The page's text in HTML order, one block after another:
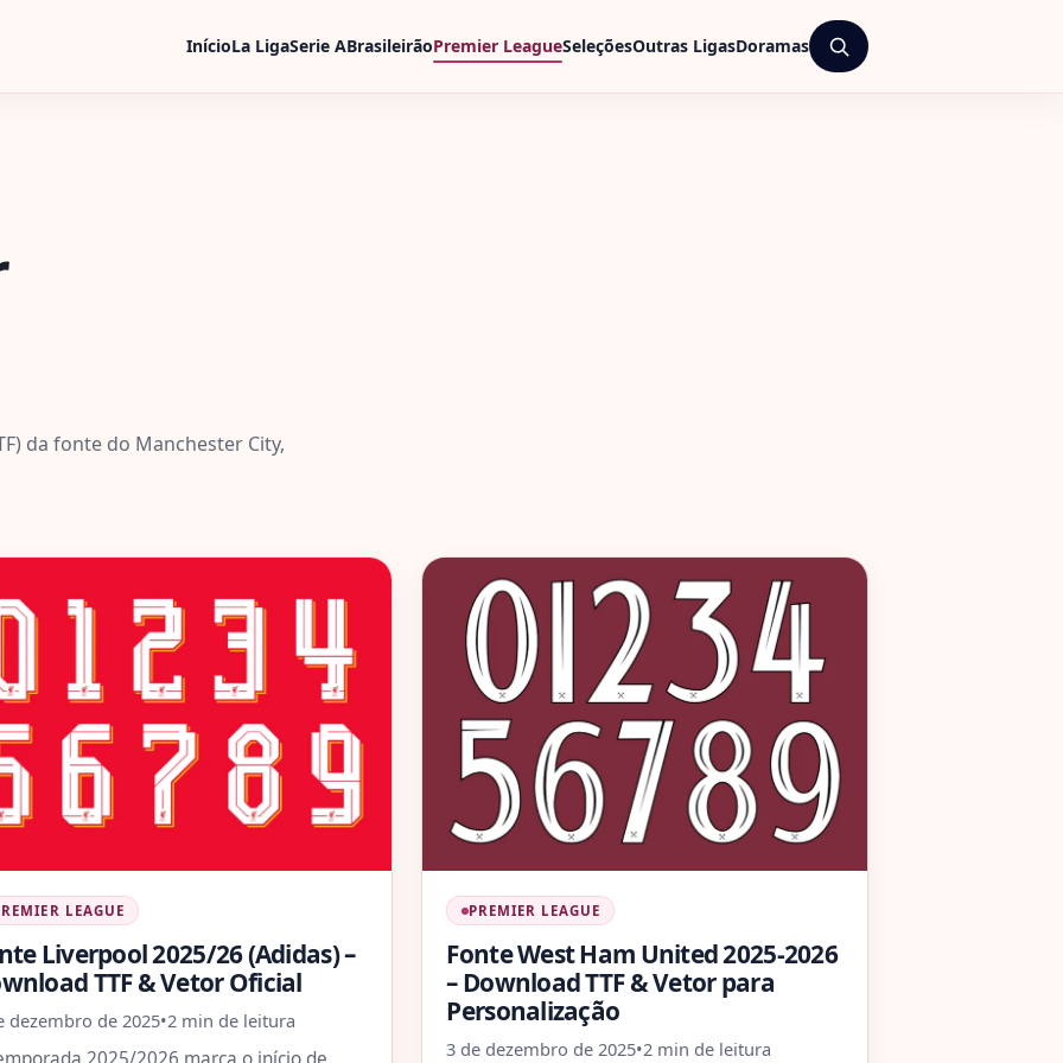
InícioLa LigaSerie ABrasileirãoPremier LeagueSeleçõesOutras LigasDoramas
da fonte do Manchester City,
LEAGUE
Liverpool 2025/26 (Adidas) –
TTF & Vetor Oficial
dezembro de 2025•2 min de leitura
PREMIER LEAGUE
Fonte West Ham United 2025-2026
– Download TTF & Vetor para
Personalização
3 de dezembro de 2025•2 min de leitura